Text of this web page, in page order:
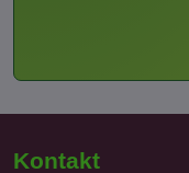
Kontakt